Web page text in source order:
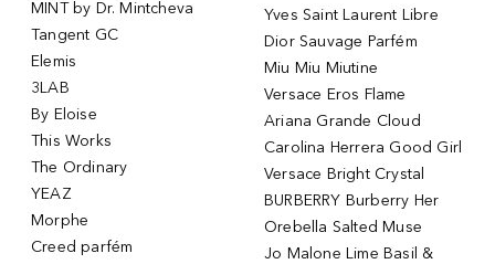
MINT by Dr. Mintcheva
Tangent GC
Elemis
3LAB
By Eloise
This Works
The Ordinary
YEAZ
Morphe
Creed parfém
Yves Saint Laurent Libre
Dior Sauvage Parfém
Miu Miu Miutine
Versace Eros Flame
Ariana Grande Cloud
Carolina Herrera Good Girl
Versace Bright Crystal
BURBERRY Burberry Her
Orebella Salted Muse
Jo Malone Lime Basil &